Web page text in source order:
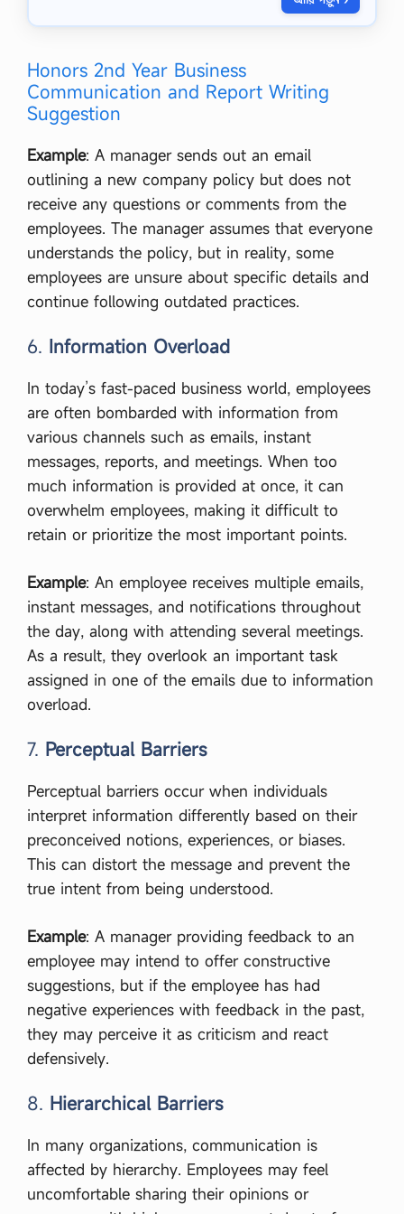
ন
য়
প্র
গ
রা
ণে
তি
Honors 2nd Year Business
Communication and Report Writing
Suggestion
Example: A manager sends out an email
outlining a new company policy but does not
receive any questions or comments from the
employees. The manager assumes that everyone
understands the policy, but in reality, some
employees are unsure about specific details and
continue following outdated practices.
6. Information Overload
In today’s fast-paced business world, employees
are often bombarded with information from
various channels such as emails, instant
messages, reports, and meetings. When too
much information is provided at once, it can
overwhelm employees, making it difficult to
retain or prioritize the most important points.
Example: An employee receives multiple emails,
instant messages, and notifications throughout
the day, along with attending several meetings.
As a result, they overlook an important task
assigned in one of the emails due to information
overload.
7. Perceptual Barriers
Perceptual barriers occur when individuals
interpret information differently based on their
preconceived notions, experiences, or biases.
This can distort the message and prevent the
true intent from being understood.
Example: A manager providing feedback to an
employee may intend to offer constructive
suggestions, but if the employee has had
negative experiences with feedback in the past,
they may perceive it as criticism and react
defensively.
8. Hierarchical Barriers
In many organizations, communication is
affected by hierarchy. Employees may feel
uncomfortable sharing their opinions or